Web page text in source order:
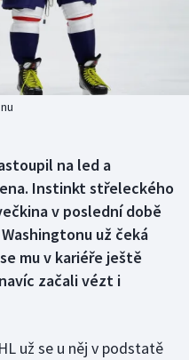
na led a
Instinkt střeleckého
v poslední době
už čeká
mu v kariéře ještě
začali vézt i
už se u něj v podstatě